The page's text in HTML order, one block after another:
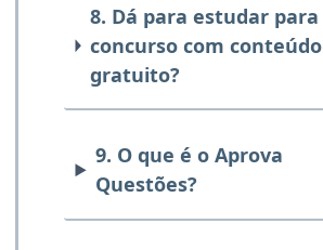
8. Dá para estudar para
concurso com conteúdo
gratuito?
9. O que é o Aprova
Questões?